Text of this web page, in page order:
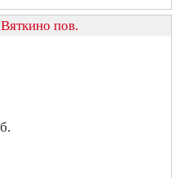
Вяткино пов.